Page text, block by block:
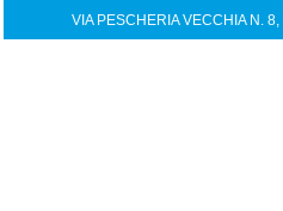
VIA PESCHERIA VECCHIA N.